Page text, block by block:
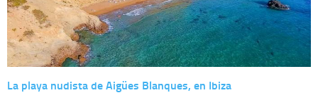
La playa nudista de Aigües Blanques, en Ibiza